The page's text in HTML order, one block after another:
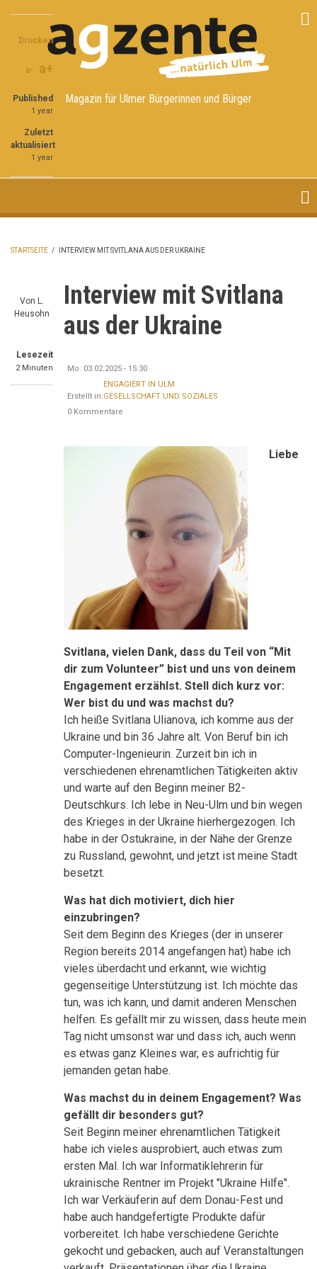
Inhalt
Magazin für Ulmer Bürgerinnen und Bürger
STARTSEITE / INTERVIEW MIT SVITLANA AUS DER UKRAINE
Von L.
Heusohn
Lesezeit
2 Minuten
Share
on
Facebook
Share
on
Twitter
Share
through
email
Drucken
a- a+
Published
1 year
Zuletzt
aktualisiert
1 year
Interview mit Svitlana
aus der Ukraine
Mo. 03.02.2025 - 15:30
Erstellt in:
ENGAGIERT IN ULM
GESELLSCHAFT UND SOZIALES
0 Kommentare
Liebe
Svitlana, vielen Dank, dass du Teil von “Mit
dir zum Volunteer” bist und uns von deinem
Engagement erzählst. Stell dich kurz vor:
Wer bist du und was machst du?
Ich heiße Svitlana Ulianova, ich komme aus der
Ukraine und bin 36 Jahre alt. Von Beruf bin ich
Computer-Ingenieurin. Zurzeit bin ich in
verschiedenen ehrenamtlichen Tätigkeiten aktiv
und warte auf den Beginn meiner B2-
Deutschkurs. Ich lebe in Neu-Ulm und bin wegen
des Krieges in der Ukraine hierhergezogen. Ich
habe in der Ostukraine, in der Nähe der Grenze
zu Russland, gewohnt, und jetzt ist meine Stadt
besetzt.
Was hat dich motiviert, dich hier
einzubringen?
Seit dem Beginn des Krieges (der in unserer
Region bereits 2014 angefangen hat) habe ich
vieles überdacht und erkannt, wie wichtig
gegenseitige Unterstützung ist. Ich möchte das
tun, was ich kann, und damit anderen Menschen
helfen. Es gefällt mir zu wissen, dass heute mein
Tag nicht umsonst war und dass ich, auch wenn
es etwas ganz Kleines war, es aufrichtig für
jemanden getan habe.
Was machst du in deinem Engagement? Was
gefällt dir besonders gut?
Seit Beginn meiner ehrenamtlichen Tätigkeit
habe ich vieles ausprobiert, auch etwas zum
ersten Mal. Ich war Informatiklehrerin für
ukrainische Rentner im Projekt "Ukraine Hilfe".
Ich war Verkäuferin auf dem Donau-Fest und
habe auch handgefertigte Produkte dafür
vorbereitet. Ich habe verschiedene Gerichte
gekocht und gebacken, auch auf Veranstaltungen